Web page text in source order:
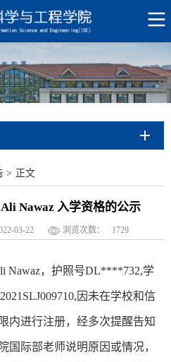
> 正文
Nawaz 入学资格的公示
03-22 浏览次数： 1729
Nawaz，护照号DL****732,学
因未在学校和信
内进行注册，经多次提醒告知
国际部老师说明原因或情况，